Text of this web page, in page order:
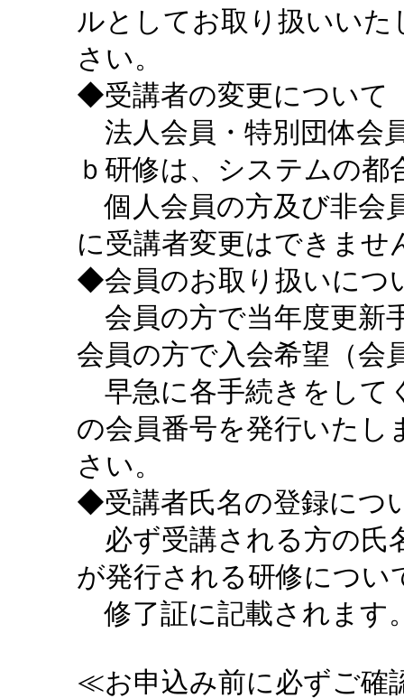
ルとしてお取り扱いい
さい。
◆受講者の変更について
法人会員・特別団体会
ｂ研修は、システムの
個人会員の方及び非会
に受講者変更はできませ
◆会員のお取り扱いにつ
会員の方で当年度更新
会員の方で入会希望（会
早急に各手続きをして
の会員番号を発行いたし
さい。
◆受講者氏名の登録につ
必ず受講される方の氏
が発行される研修につい
修了証に記載されます
≪お申込み前に必ずご確